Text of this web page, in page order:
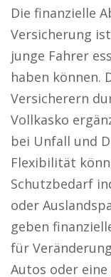
Die finanzielle
Versicherung
junge Fahrer
haben können.
Versicherern
Vollkasko
bei Unfall und
Flexibilität
Schutzbedarf
oder
geben
für
Autos oder